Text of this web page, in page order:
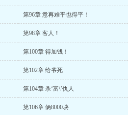
第96章 意再难平也得平！
第98章 客人！
第100章 得加钱！
第102章 给爷死
第104章 杀‘富\’仇人
第106章 俩8000块